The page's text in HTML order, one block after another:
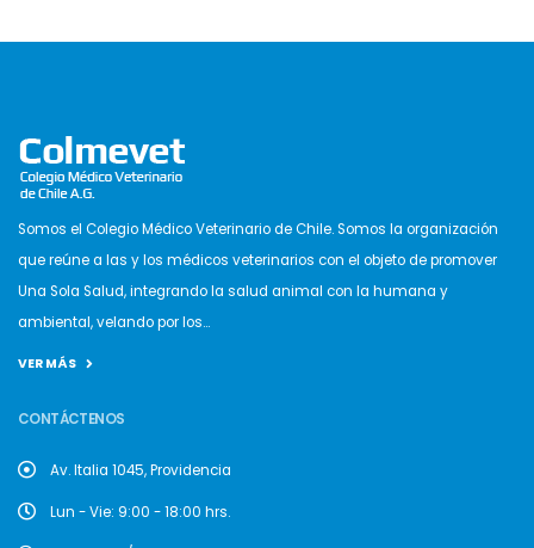
Somos el Colegio Médico Veterinario de Chile. Somos la organización
que reúne a las y los médicos veterinarios con el objeto de promover
Una Sola Salud, integrando la salud animal con la humana y
ambiental, velando por los...
VER MÁS
CONTÁCTENOS
Av. Italia 1045, Providencia
Lun - Vie: 9:00 - 18:00 hrs.